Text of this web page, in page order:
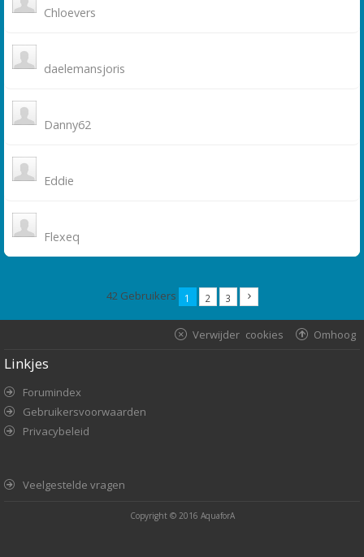
Chloevers
daelemansjoris
Danny62
Eddie
Flexeq
42 Gebruikers 1 2 3
Omhoog
Verwijder cookies
Linkjes
Forumindex
Gebruikersvoorwaarden
Privacybeleid
Veelgestelde vragen
Copyright © 2016 AquaforA